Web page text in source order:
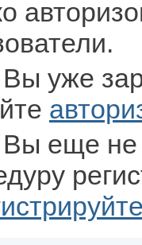
уже
еще не